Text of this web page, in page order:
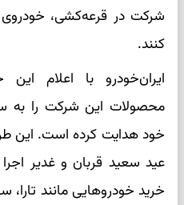
شرکت در قرعه‌کشی،
کنند.
ایران‌خودرو با اعلام
محصولات این شرکت را به
خود هدایت کرده است. این
عید سعید قربان و غدیر